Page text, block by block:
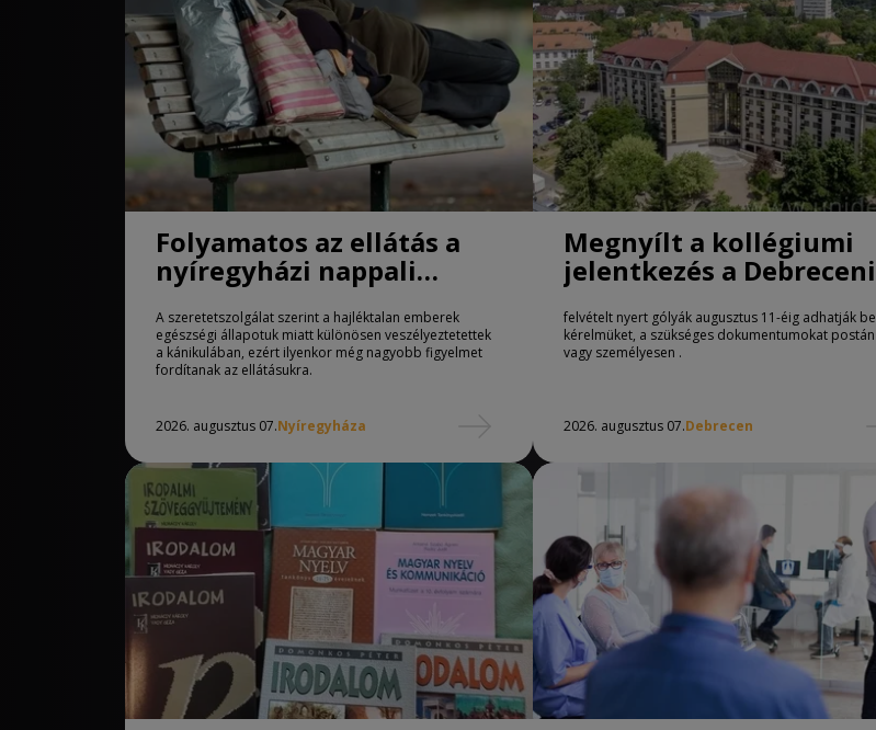
Folyamatos az ellátás a
nyíregyházi nappali
melegedőben
A szeretetszolgálat szerint a hajléktalan emberek
egészségi állapotuk miatt különösen veszélyeztetettek
a kánikulában, ezért ilyenkor még nagyobb figyelmet
fordítanak az ellátásukra.
2026. augusztus 07.Nyíregyháza
Megnyílt a kollégiumi
jelentkezés a Debreceni
Egyetemen
felvételt nyert gólyák augusztus 11-éig adhatják be
kérelmüket, a szükséges dokumentumokat postán
vagy személyesen .
2026. augusztus 07.Debrecen